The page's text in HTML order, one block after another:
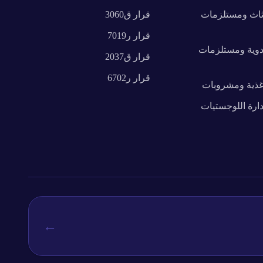
ومستلزمات
ومستلزمات
ومشروبات
اللوجستيات
قرار ق3060
قرار ر7019
قرار ق2037
قرار ر6702
←